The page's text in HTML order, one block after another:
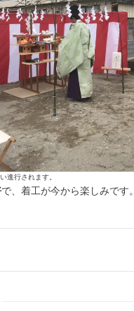
進行されます。
で、着工が今から楽しみです。